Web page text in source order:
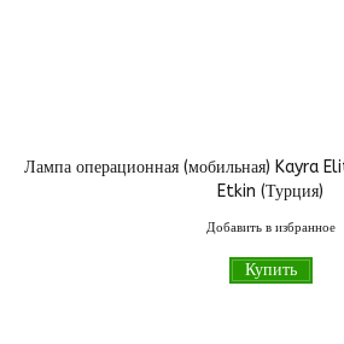
Лампа операционная (мобильная) Kayra
Etkin (Турция)
Добавить в избранное
Купить